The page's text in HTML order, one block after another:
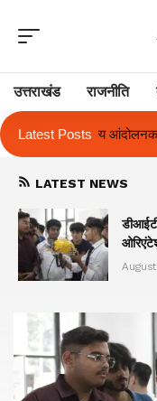
उत्तराखंड राजनीति
Latest Posts
गणिता बिष्ट के परिचय
LATEST NEWS